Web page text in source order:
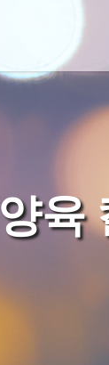
양육